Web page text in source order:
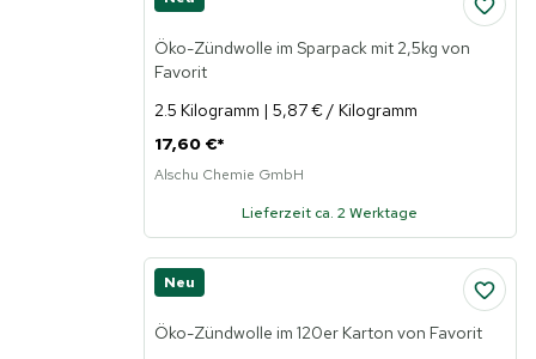
Öko-Zündwolle im Sparpack mit 2,5kg von
Favorit
2.5 Kilogramm | 5,87 € / Kilogramm
17,60 €*
Alschu Chemie GmbH
Lieferzeit ca. 2 Werktage
Neu
Öko-Zündwolle im 120er Karton von Favorit